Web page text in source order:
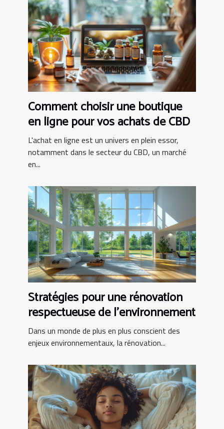
Comment choisir une boutique
en ligne pour vos achats de CBD
L'achat en ligne est un univers en plein essor,
notamment dans le secteur du CBD, un marché
en...
Stratégies pour une rénovation
respectueuse de l'environnement
Dans un monde de plus en plus conscient des
enjeux environnementaux, la rénovation...